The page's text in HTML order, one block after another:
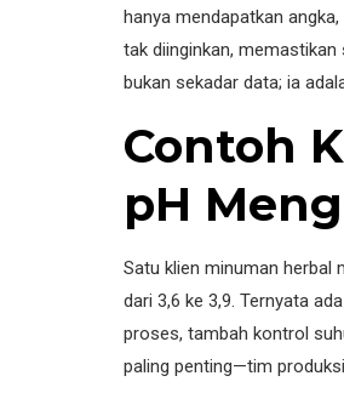
hanya mendapatkan
tak diinginkan,
bukan sekadar data; ia
Contoh
pH
Satu klien minuman herbal
dari 3,6 ke 3,9. Ternyata
proses, tambah kontrol
paling penting—tim